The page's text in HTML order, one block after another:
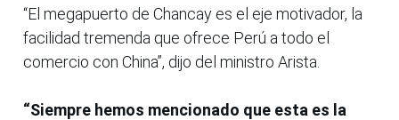
“El megapuerto de Chancay es el eje motivador, la
facilidad tremenda que ofrece Perú a todo el
comercio con China”, dijo del ministro Arista.
“Siempre hemos mencionado que esta es la